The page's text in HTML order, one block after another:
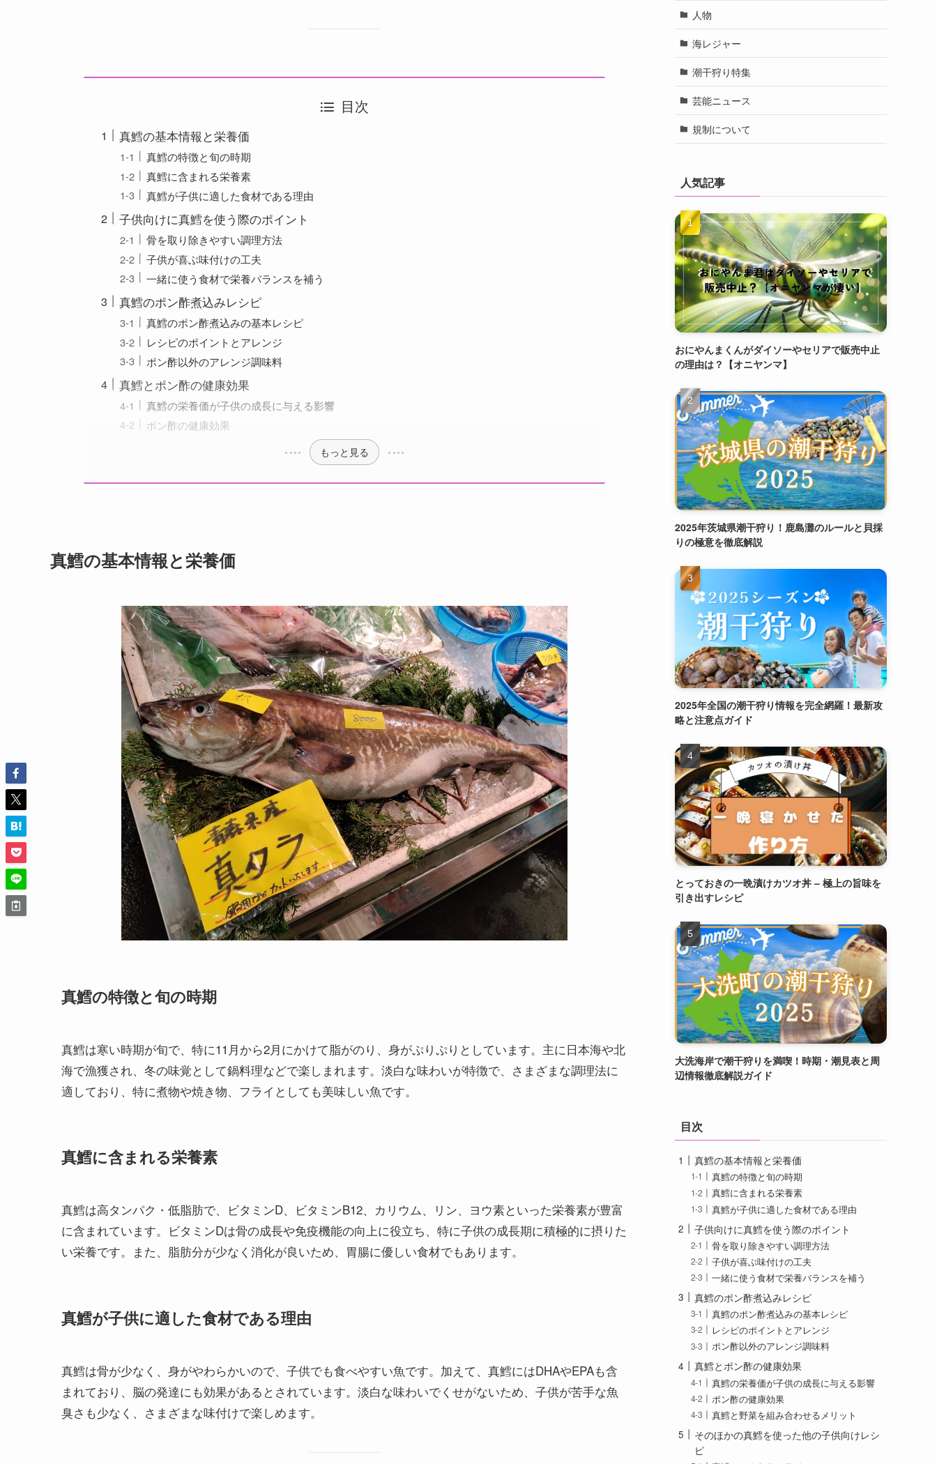
目次
真鱈の基本情報と栄養価
真鱈の特徴と旬の時期
真鱈に含まれる栄養素
真鱈が子供に適した食材である理由
子供向けに真鱈を使う際のポイント
骨を取り除きやすい調理方法
子供が喜ぶ味付けの工夫
一緒に使う食材で栄養バランスを補う
真鱈のポン酢煮込みレシピ
真鱈のポン酢煮込みの基本レシピ
レシピのポイントとアレンジ
ポン酢以外のアレンジ調味料
真鱈とポン酢の健康効果
真鱈の栄養価が子供の成長に与える影響
ポン酢の健康効果
もっと見る
真鱈の基本情報と栄養価
真鱈の特徴と旬の時期
真鱈は寒い時期が旬で、特に11月から2月にかけて脂がのり、身がぷりぷりとしています。主に日本海や北
海で漁獲され、冬の味覚として鍋料理などで楽しまれます。淡白な味わいが特徴で、さまざまな調理法に
適しており、特に煮物や焼き物、フライとしても美味しい魚です。
真鱈に含まれる栄養素
真鱈は高タンパク・低脂肪で、ビタミンD、ビタミンB12、カリウム、リン、ヨウ素といった栄養素が豊富
に含まれています。ビタミンDは骨の成長や免疫機能の向上に役立ち、特に子供の成長期に積極的に摂りた
い栄養です。また、脂肪分が少なく消化が良いため、胃腸に優しい食材でもあります。
真鱈が子供に適した食材である理由
真鱈は骨が少なく、身がやわらかいので、子供でも食べやすい魚です。加えて、真鱈にはDHAやEPAも含
まれており、脳の発達にも効果があるとされています。淡白な味わいでくせがないため、子供が苦手な魚
臭さも少なく、さまざまな味付けで楽しめます。
人物
海レジャー
潮干狩り特集
芸能ニュース
規制について
人気記事
おにやんまくんがダイソーやセリアで販売中止
の理由は？【オニヤンマ】
2025年茨城県潮干狩り！鹿島灘のルールと貝採
りの極意を徹底解説
2025年全国の潮干狩り情報を完全網羅！最新攻
略と注意点ガイド
とっておきの一晩漬けカツオ丼 – 極上の旨味を
引き出すレシピ
大洗海岸で潮干狩りを満喫！時期・潮見表と周
辺情報徹底解説ガイド
目次
真鱈の基本情報と栄養価
真鱈の特徴と旬の時期
真鱈に含まれる栄養素
真鱈が子供に適した食材である理由
子供向けに真鱈を使う際のポイント
骨を取り除きやすい調理方法
子供が喜ぶ味付けの工夫
一緒に使う食材で栄養バランスを補う
真鱈のポン酢煮込みレシピ
真鱈のポン酢煮込みの基本レシピ
レシピのポイントとアレンジ
ポン酢以外のアレンジ調味料
真鱈とポン酢の健康効果
真鱈の栄養価が子供の成長に与える影響
ポン酢の健康効果
真鱈と野菜を組み合わせるメリット
そのほかの真鱈を使った他の子供向けレシ
ピ